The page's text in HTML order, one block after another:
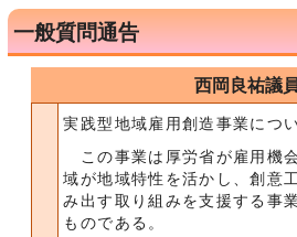
一般質問通告
西岡良祐議
実践型地域雇用創造事業につ
この事業は厚労省が雇用機
域が地域特性を活かし、創意
み出す取り組みを支援する事
ものである。